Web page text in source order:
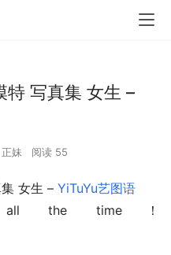
特 写真集 女生 –
正妹 阅读 55
女生 – YiTuYu艺图语
all the time！